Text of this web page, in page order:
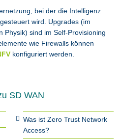
bei der die Intelligenz
wird. Upgrades (im
Physik) sind im Self-Provisioning
wie Firewalls können
konfiguriert werden.
SD WAN
Was ist Zero Trust Network
Access?